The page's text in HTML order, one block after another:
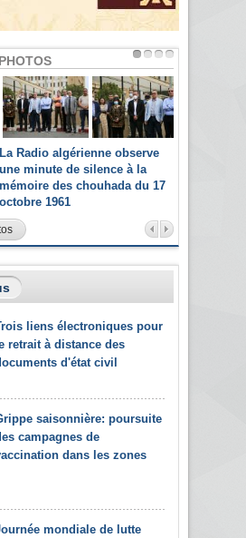
La Radio algérienne observe
une minute de silence à la
mémoire des chouhada du 17
octobre 1961
liens électroniques pour
retrait à distance des
d'état civil
saisonnière: poursuite
campagnes de
dans les zones
mondiale de lutte